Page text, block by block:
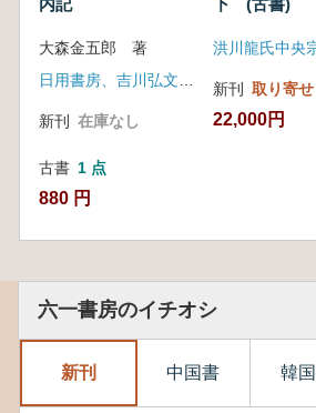
大森金五郎 著
新刊 在庫なし
古書 1 点
880 円
洪川龍氏中央
新刊 取り寄せ
22,000円
六一書房のイチオシ
新刊 中国書 韓